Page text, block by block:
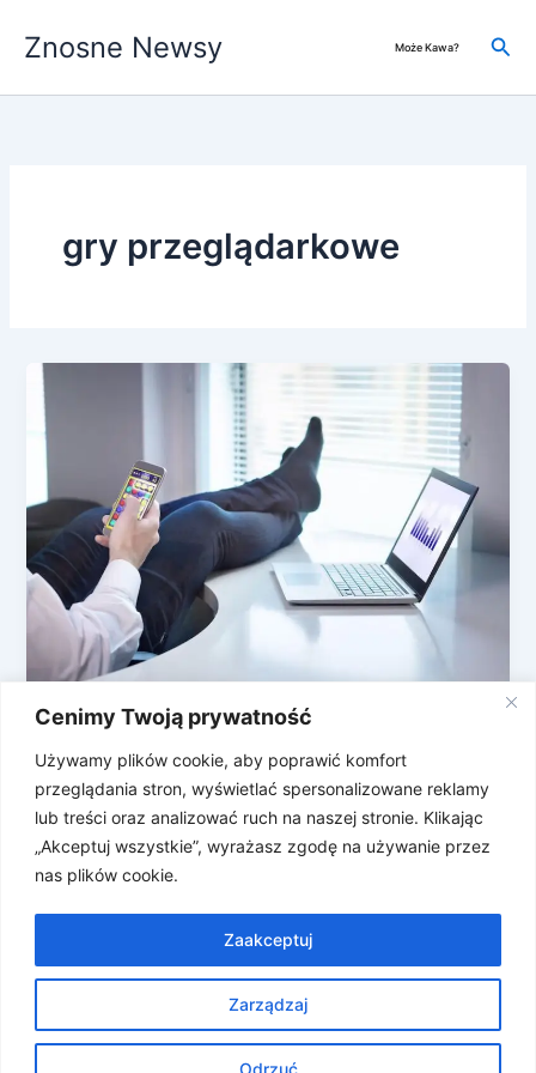
Cenimy Twoją prywatność
Używamy plików cookie, aby poprawić komfort
przeglądania stron, wyświetlać spersonalizowane reklamy
lub treści oraz analizować ruch na naszej stronie. Klikając
„Akceptuj wszystkie”, wyrażasz zgodę na używanie przez
nas plików cookie.
Zarządzaj
Odrzuć
Zaakceptuj
Znosne Newsy Może Kawa?
gry przeglądarkowe
Wielki Przegląd Mini Gier
Przeglądarkowych
Kazali Wam wrócić do biura i musicie udawać, że
robicie coś w pracy? Nudzicie się? Chcecie
podmienić scrollowanie na coś […]
Prawa autorskie © 2026 Znosne Newsy | Obsługiwane przez
Motyw Astra WordPress